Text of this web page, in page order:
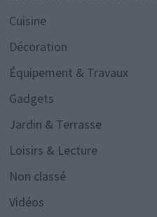
Cuisine
Décoration
Équipement & Travaux
Gadgets
Jardin & Terrasse
Loisirs & Lecture
Non classé
Vidéos